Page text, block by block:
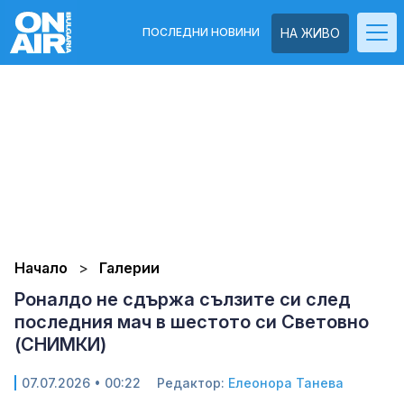
НА ЖИВО
ПОСЛЕДНИ НОВИНИ
Начало Галерии
Роналдо не сдържа сълзите си след
последния мач в шестото си Световно
(СНИМКИ)
07.07.2026 • 00:22 Редактор: Елеонора Танева